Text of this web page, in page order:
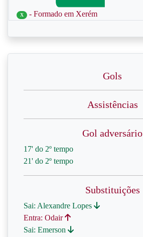
X - Formado em Xerém
Gols
Assistências
Gol adversário
17' do 2º tempo
21' do 2º tempo
Substituições
Sai: Alexandre Lopes
Entra: Odair
Sai: Emerson